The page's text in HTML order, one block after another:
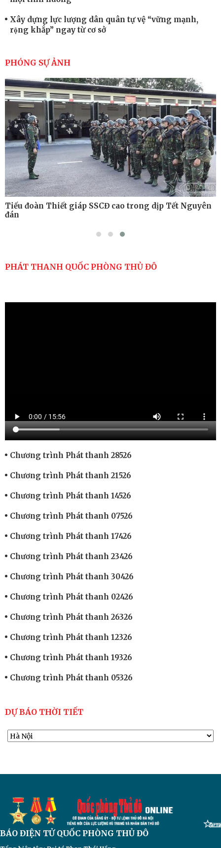
Xây dựng lực lượng dân quân tự vệ “vững mạnh,
rộng khắp” ngay từ cơ sở
cao sức mạnh chiến đấu
Tiểu đoàn Thiết giáp hoàn thành tốt diễn tập chiến
thuật có bắn đạn thật
Nơi sinh viên rèn ý trí, luyện kỹ năng
PHÓNG SỰ ẢNH
Tiểu đoàn Thiết giáp SSCĐ cao trong dịp Tết Nguyên
đán
PHÁT THANH QUỐC PHÒNG THỦ ĐÔ
Chương trình Phát thanh 28526
Chương trình Phát thanh 21526
Chương trình Phát thanh 14526
Chương trình Phát thanh 07526
Chương trình Phát thanh 17426
Chương trình Phát thanh 23426
Chương trình Phát thanh 30426
Chương trình Phát thanh 02426
Chương trình Phát thanh 26326
Chương trình Phát thanh 12326
Chương trình Phát thanh 19326
Chương trình Phát thanh 05326
DỰ BÁO THỜI TIẾT
BÁO ĐIỆN TỬQUỐC PHÒNG THỦ ĐÔ